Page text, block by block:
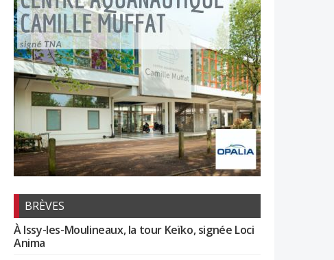
BRÈVES
À Issy-les-Moulineaux, la tour Keïko, signée Loci
Anima